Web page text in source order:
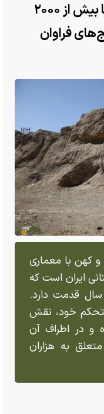
قلعه گبری شهر ری؛ قلعه‌ای با بیش از ۲۰۰۰
فراوان
و کهن با معماری
ایران است که
قدمت دارد.
خود، نقش
و در اطراف آن
به هزاران